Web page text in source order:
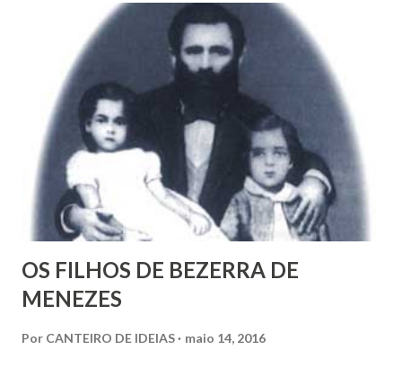
OS FILHOS DE BEZERRA DE
MENEZES
Por CANTEIRO DE IDEIAS maio 14, 2016